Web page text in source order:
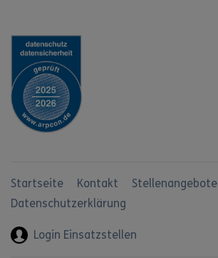
Startseite Kontakt Stellenangebote
Datenschutzerklärung
Login Einsatzstellen